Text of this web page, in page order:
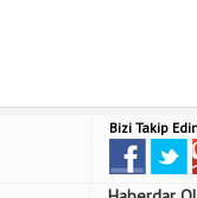
Bizi Takip